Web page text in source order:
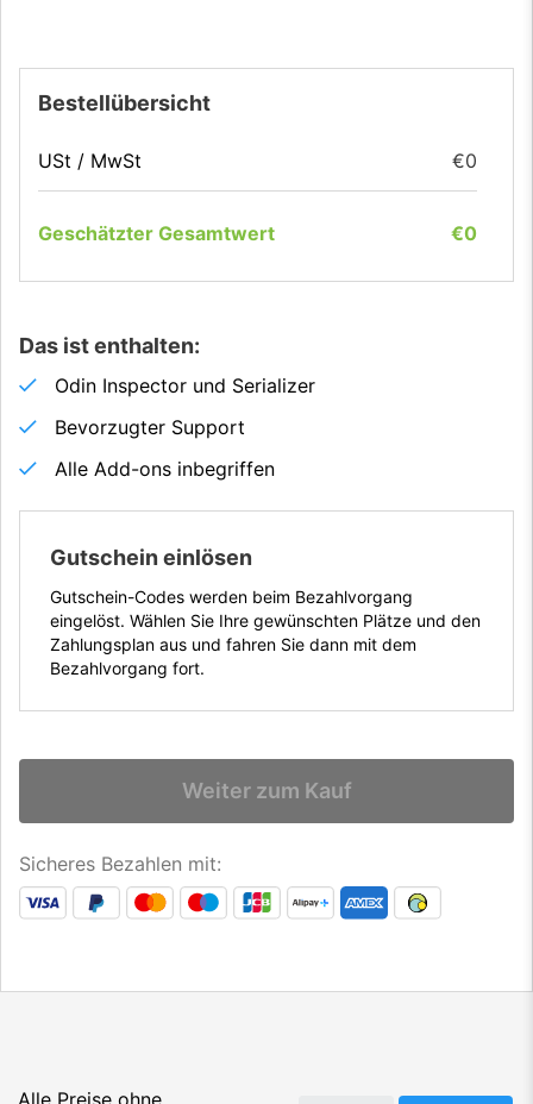
Bestellübersicht
USt / MwSt €0
Geschätzter Gesamtwert €0
Das ist enthalten:
Odin Inspector und Serializer
Bevorzugter Support
Alle Add-ons inbegriffen
Gutschein einlösen
Gutschein-Codes werden beim Bezahlvorgang
eingelöst. Wählen Sie Ihre gewünschten Plätze und den
Zahlungsplan aus und fahren Sie dann mit dem
Bezahlvorgang fort.
Weiter zum Kauf
Sicheres Bezahlen mit: